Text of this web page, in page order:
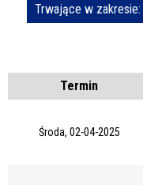
Szukana fraza
Kategoria
Trwające w zakresie
Trwające w zakresie:
Termin
Środa, 02-04-2025